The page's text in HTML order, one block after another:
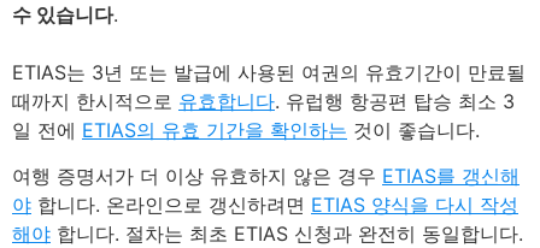
수 있습니다.
ETIAS는 3년 또는 발급에 사용된 여권의 유효기간이 만료될
때까지 한시적으로 유효합니다. 유럽행 항공편 탑승 최소 3
일 전에 ETIAS의 유효 기간을 확인하는 것이 좋습니다.
여행 증명서가 더 이상 유효하지 않은 경우 ETIAS를 갱신해
야 합니다. 온라인으로 갱신하려면 ETIAS 양식을 다시 작성
해야 합니다. 절차는 최초 ETIAS 신청과 완전히 동일합니다.